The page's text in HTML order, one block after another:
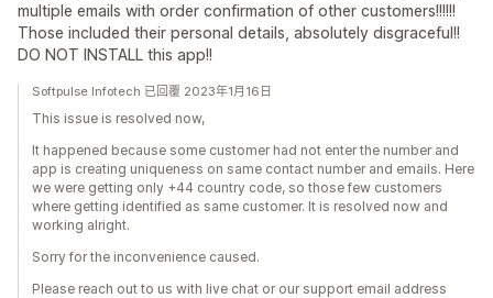
multiple emails with order confirmation of other customers!!!!!!
Those included their personal details, absolutely disgraceful!!
DO NOT INSTALL this app!!
Softpulse Infotech 已回覆 2023年1月16日
This issue is resolved now,
It happened because some customer had not enter the number and
app is creating uniqueness on same contact number and emails. Here
we were getting only +44 country code, so those few customers
where getting identified as same customer. It is resolved now and
working alright.
Sorry for the inconvenience caused.
Please reach out to us with live chat or our support email address